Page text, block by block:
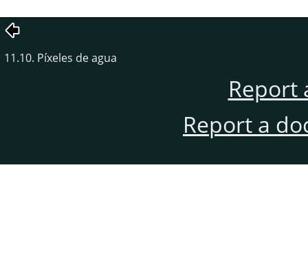
11.10. Píxeles de agua
Report
Report a